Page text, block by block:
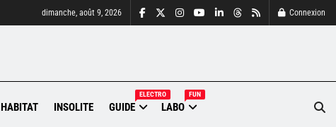
dimanche, août 9, 2026 Connexion
HABITAT INSOLITE GUIDE
ELECTRO
LABO
FUN